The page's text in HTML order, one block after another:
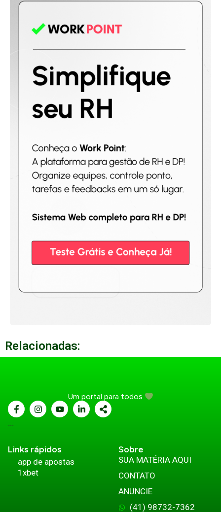
Relacionadas:
Um portal para todos
...
Links rápidos
app de apostas
1xbet
Sobre
SUA MATÉRIA AQUI
CONTATO
ANUNCIE
(41) 98732-7362